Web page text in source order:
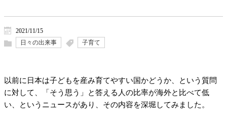
2021/11/15
日々の出来事
子育て
以前に日本は子どもを産み育てやすい国かどうか、という質問
に対して、「そう思う」と答える人の比率が海外と比べて低
い、というニュースがあり、その内容を深堀してみました。